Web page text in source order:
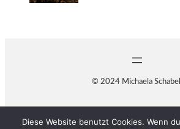
© 2024 Michaela Schabel
Diese Website benutzt Cookies. Wenn